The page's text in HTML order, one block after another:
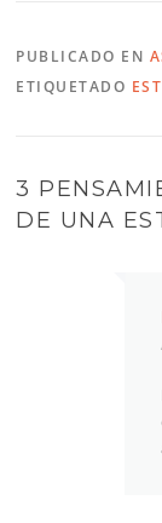
PUBLICADO EN
ETIQUETADO
3
DE UNA